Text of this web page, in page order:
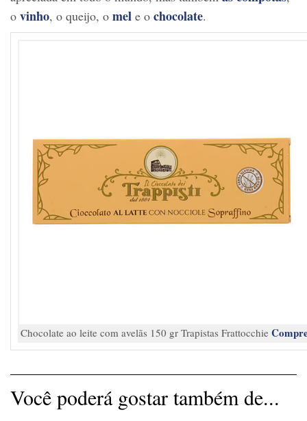
o vinho, o queijo, o mel e o chocolate.
Chocolate ao leite com avelãs 150 gr Trapistas Frattocchie
Você poderá gostar também de...